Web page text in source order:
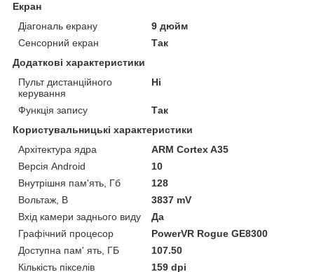
Екран
Діагональ екрану
9 дюйм
Сенсорний екран
Так
Додаткові характеристики
Пульт дистанційного
керування
Ні
Функція запису
Так
Користувальницькі характеристики
Архітектура ядра
ARM Cortex A35
Версія Android
10
Внутрішня пам'ять, Гб
128
Вольтаж, В
3837 mV
Вхід камери заднього виду
Да
Графічний процесор
PowerVR Rogue GE8300
Доступна пам' ять, ГБ
107.50
Кількість пікселів
159 dpi